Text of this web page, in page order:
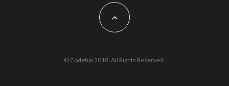
© Codetipi 2018. All Rights Reserved.